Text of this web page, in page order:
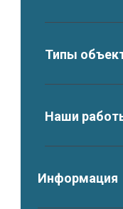
Типы
Наши
Информация